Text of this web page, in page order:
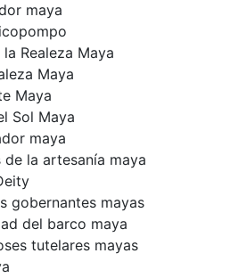
maya
Realeza Maya
Maya
Maya
Sol Maya
maya
de la artesanía maya
gobernantes mayas
del barco maya
tutelares mayas